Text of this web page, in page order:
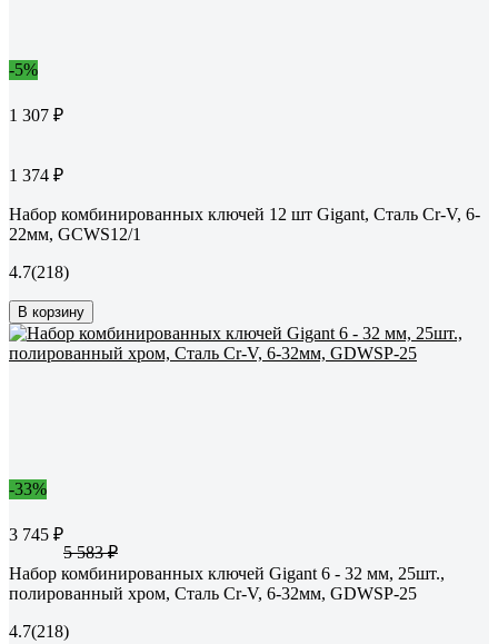
-5%
1 307 ₽
1 374 ₽
Набор комбинированных ключей 12 шт Gigant, Сталь Cr-V, 6-
22мм, GCWS12/1
4.7(218)
В корзину
-33%
3 745 ₽
5 583 ₽
Набор комбинированных ключей Gigant 6 - 32 мм, 25шт.,
полированный хром, Сталь Cr-V, 6-32мм, GDWSP-25
4.7(218)